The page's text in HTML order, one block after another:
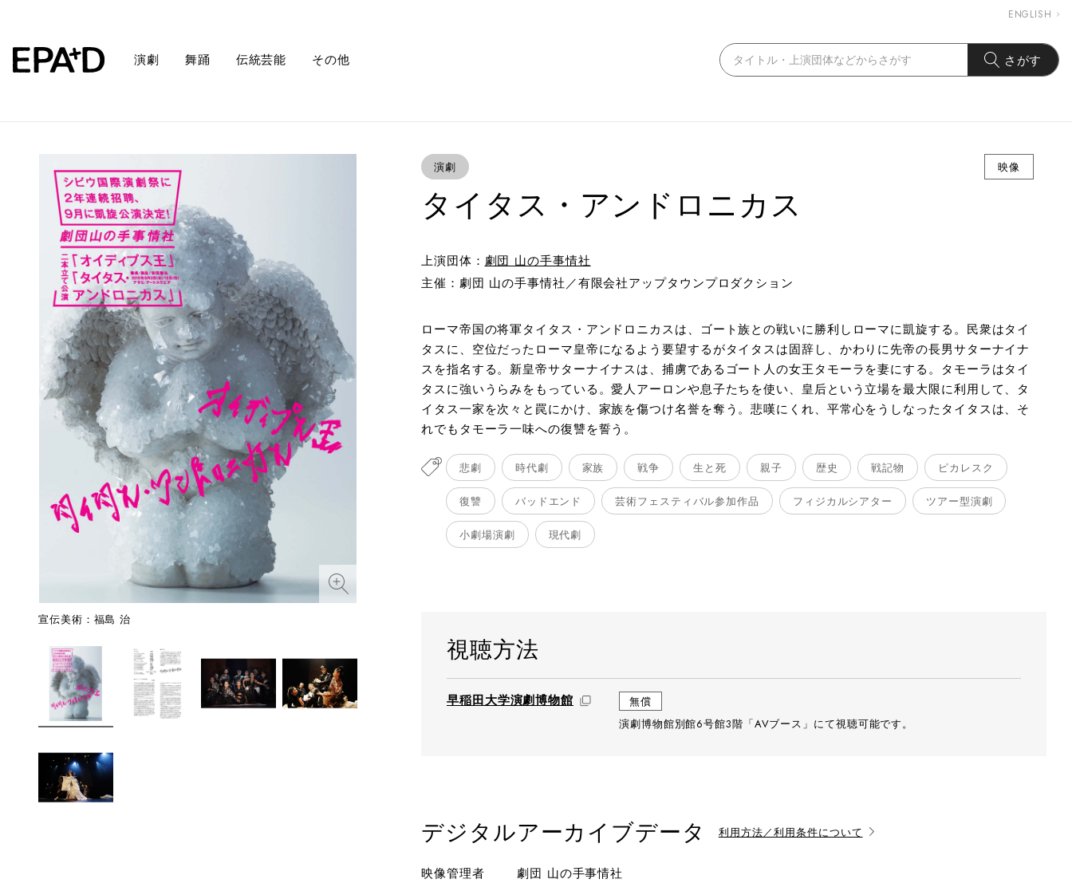
ENGLISH
演劇 舞踊 伝統芸能 その他 さがす
宣伝美術：福島 治
撮影：平松俊之 撮影：平松俊
演劇 映像
タイタス・アンドロニカス
上演団体： 劇団 山の手事情社
主催：劇団 山の手事情社／有限会社アップタウンプロダクション
ローマ帝国の将軍タイタス・アンドロニカスは、ゴート族との戦いに勝利しローマに凱旋する。民衆はタイ
タスに、空位だったローマ皇帝になるよう要望するがタイタスは固辞し、かわりに先帝の長男サターナイナ
スを指名する。新皇帝サターナイナスは、捕虜であるゴート人の女王タモーラを妻にする。タモーラはタイ
タスに強いうらみをもっている。愛人アーロンや息子たちを使い、皇后という立場を最大限に利用して、タ
イタス一家を次々と罠にかけ、家族を傷つけ名誉を奪う。悲嘆にくれ、平常心をうしなったタイタスは、そ
れでもタモーラ一味への復讐を誓う。
悲劇 時代劇 家族 戦争 生と死 親子 歴史 戦記物 ピカレスク
復讐 バッドエンド 芸術フェスティバル参加作品 フィジカルシアター ツアー型演劇
小劇場演劇 現代劇
視聴方法
早稲田大学演劇博物館
無償
演劇博物館別館6号館3階「AVブース」にて視聴可能です。
デジタルアーカイブデータ 利用方法／利用条件について
映像管理者
劇団 山の手事情社